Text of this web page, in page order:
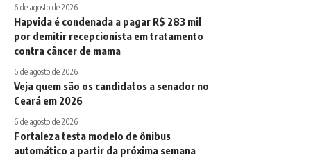
6 de agosto de 2026
Hapvida é condenada a pagar R$ 283 mil
por demitir recepcionista em tratamento
contra câncer de mama
6 de agosto de 2026
Veja quem são os candidatos a senador no
Ceará em 2026
6 de agosto de 2026
Fortaleza testa modelo de ônibus
automático a partir da próxima semana